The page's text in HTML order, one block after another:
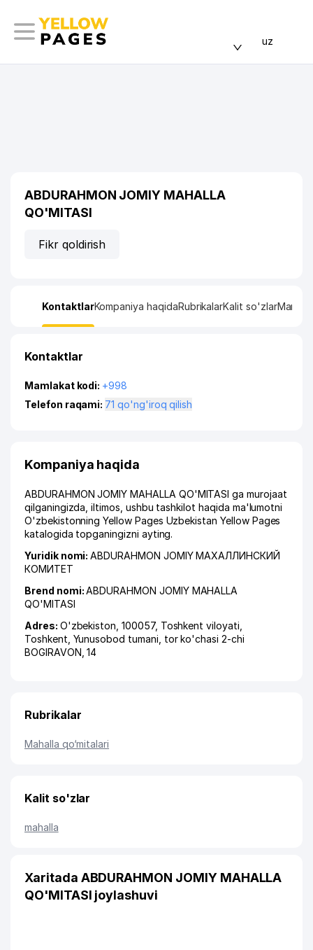
uz
ABDURAHMON JOMIY MAHALLA
QO'MITASI
Fikr qoldirish
KontaktlarKompaniya haqidaRubrikalarKalit so'zlarManzil
Kontaktlar
Mamlakat kodi: +998
Telefon raqami:
71 qo'ng'iroq qilish
Kompaniya haqida
ABDURAHMON JOMIY MAHALLA QO'MITASI ga murojaat
qilganingizda, iltimos, ushbu tashkilot haqida ma'lumotni
O'zbekistonning Yellow Pages Uzbekistan Yellow Pages
katalogida topganingizni ayting.
Yuridik nomi:ABDURAHMON JOMIY МАХАЛЛИНСКИЙ
КОМИТЕТ
Brend nomi:ABDURAHMON JOMIY MAHALLA
QO'MITASI
Adres: O'zbekiston, 100057, Toshkent viloyati
Toshkent Yunusobod tumani tor ko'chasi 2-chi
BOGIRAVON , 14
Rubrikalar
Mahalla qo‘mitalari
Kalit so'zlar
mahalla
Xaritada ABDURAHMON JOMIY MAHALLA
QO'MITASI joylashuvi